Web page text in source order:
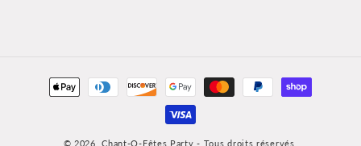
Moyens
© 2026,Chant-O-Fêtes Party - Tous droits réservés.